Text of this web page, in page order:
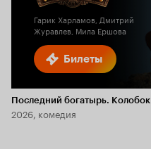
Билеты
Гарик Харламов, Дмитрий
Журавлев, Мила Ершова
Последний богатырь. Колобок
2026, комедия